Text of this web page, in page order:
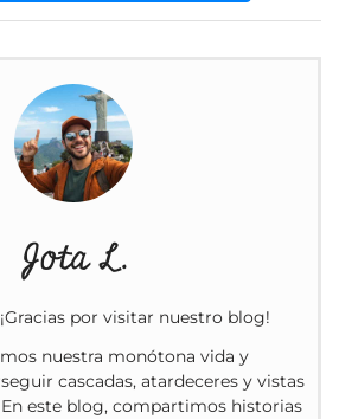
Jota L.
por visitar nuestro blog!
nuestra monótona vida y
cascadas, atardeceres y vistas
este blog, compartimos historias